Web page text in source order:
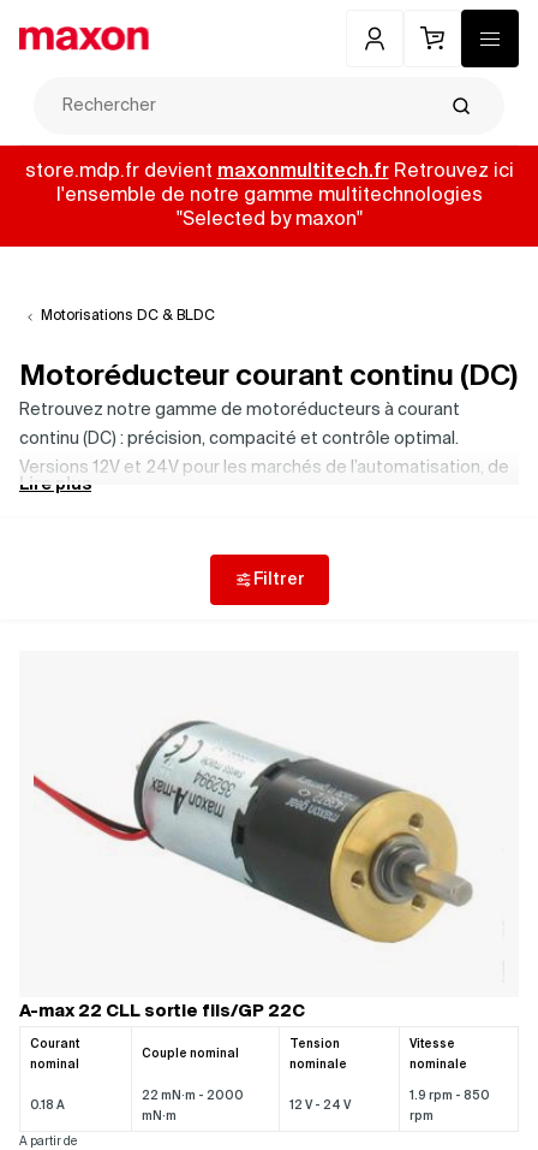
Mon compte
Panier
store.mdp.fr devient maxonmultitech.frRetrouvez ici
l'ensemble de notre gamme multitechnologies
"Selected by maxon"
Motorisations DC & BLDC
Motoréducteur courant continu (DC)
Retrouvez notre gamme de motoréducteurs à courant
continu (DC) : précision, compacité et contrôle optimal.
Versions 12V et 24V pour les marchés de l’automatisation, de
la robotique ou du médical nécessitant fiabilité et maîtrise du
vitesse, avec intégration industrielle facilitée.
Lire plus
Filtrer
A-max 22 CLL sortie fils/GP 22C
Courant
nominal
Couple nominal
Tension
nominale
Vitesse
nominale
0.18 A
22 mN·m - 2000
mN·m
12 V - 24 V
1.9 rpm - 850
rpm
A partir de